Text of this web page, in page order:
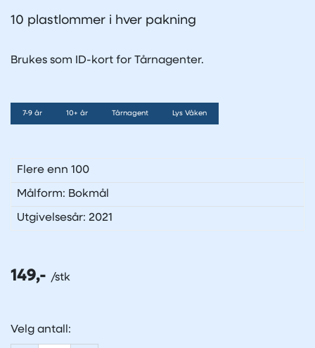
10 plastlommer i hver pakning
Brukes som ID-kort for Tårnagenter.
7-9 år 10+ år Tårnagent Lys Våken
Flere enn 100
Målform: Bokmål
Utgivelsesår: 2021
149,-
Velg antall: